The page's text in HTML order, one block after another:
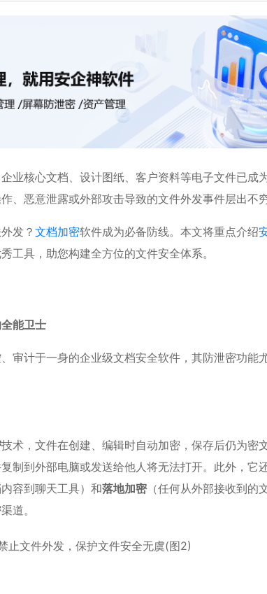
业核心文档、设计图纸、客户资料等电子文件已成
、恶意泄露或外部攻击导致的文件外发事件层出不穷
发？文档加密软件成为必备防线。本文将重点介绍
工具，助您构建全方位的文件安全体系。
全能卫士
审计于一身的企业级文档安全软件，其防泄密功能
技术，文件在创建、编辑时自动加密，保存后仍为密
制到外部电脑或发送给他人将无法打开。此外，它
容到聊天工具）和落地加密（任何从外部接收到的
道。